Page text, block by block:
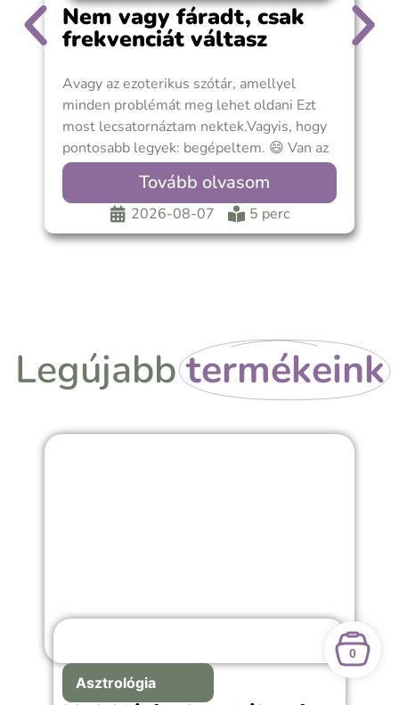
Nem vagy fáradt, csak
frekvenciát váltasz
Avagy az ezoterikus szótár, amellyel
minden problémát meg lehet oldani Ezt
most lecsatornáztam nektek.Vagyis, hogy
pontosabb legyek: begépeltem. 😄 Van az
a pillanat, amikor az
Tovább olvasom
2026-08-07 5 perc
Legújabbtermékeink
Asztrológia
0